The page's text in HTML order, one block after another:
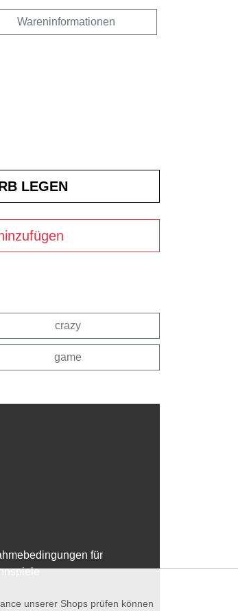
Wareninformationen
crazy
game
für
unserer Shops prüfen können